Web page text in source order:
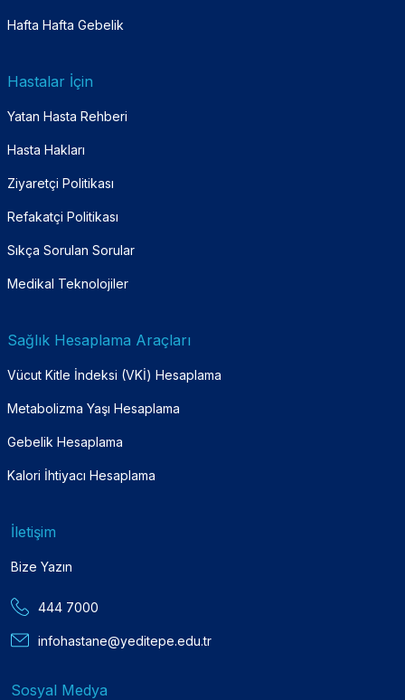
Hafta Hafta Gebelik
Hastalar İçin
Yatan Hasta Rehberi
Hasta Hakları
Ziyaretçi Politikası
Refakatçi Politikası
Sıkça Sorulan Sorular
Medikal Teknolojiler
Sağlık Hesaplama Araçları
Vücut Kitle İndeksi (VKİ) Hesaplama
Metabolizma Yaşı Hesaplama
Gebelik Hesaplama
Kalori İhtiyacı Hesaplama
İletişim
Bize Yazın
444 7000
infohastane@yeditepe.edu.tr
Sosyal Medya